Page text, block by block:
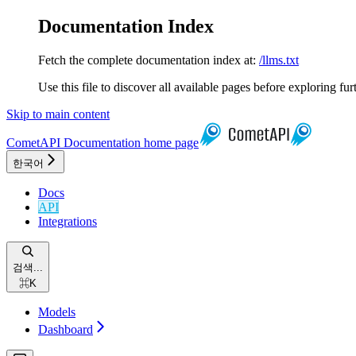
Documentation Index
Fetch the complete documentation index at: /llms.txt
Use this file to discover all available pages before exploring
Skip to main content
CometAPI Documentation home page
한국어
Docs
API
Integrations
검색...
⌘K
Models
Dashboard